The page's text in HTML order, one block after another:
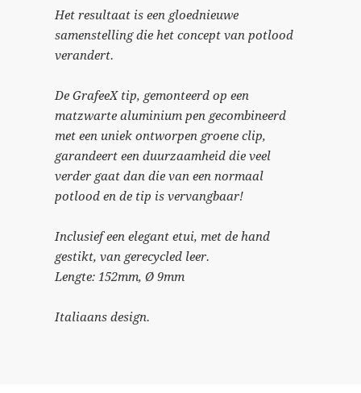
Het resultaat is een gloednieuwe
samenstelling die het concept van potlood
verandert.
De GrafeeX tip, gemonteerd op een
matzwarte aluminium pen gecombineerd
met een uniek ontworpen groene clip,
garandeert een duurzaamheid die veel
verder gaat dan die van een normaal
potlood en de tip is vervangbaar!
Inclusief een elegant etui, met de hand
gestikt, van gerecycled leer.
Lengte: 152mm, Ø 9mm
Italiaans design.